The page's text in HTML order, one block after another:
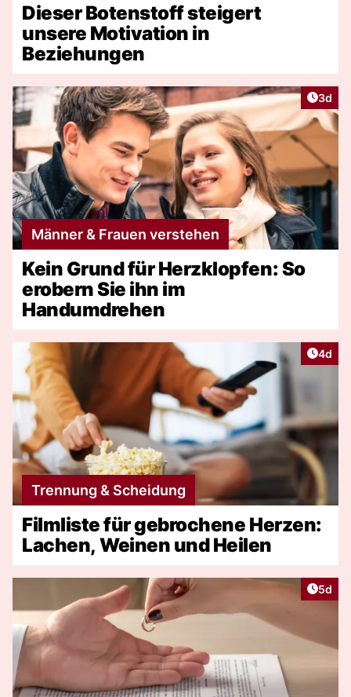
Dieser Botenstoff steigert
unsere Motivation in
Beziehungen
3d
Männer & Frauen verstehen
Kein Grund für Herzklopfen: So
erobern Sie ihn im
Handumdrehen
4d
Trennung & Scheidung
Filmliste für gebrochene Herzen:
Lachen, Weinen und Heilen
5d